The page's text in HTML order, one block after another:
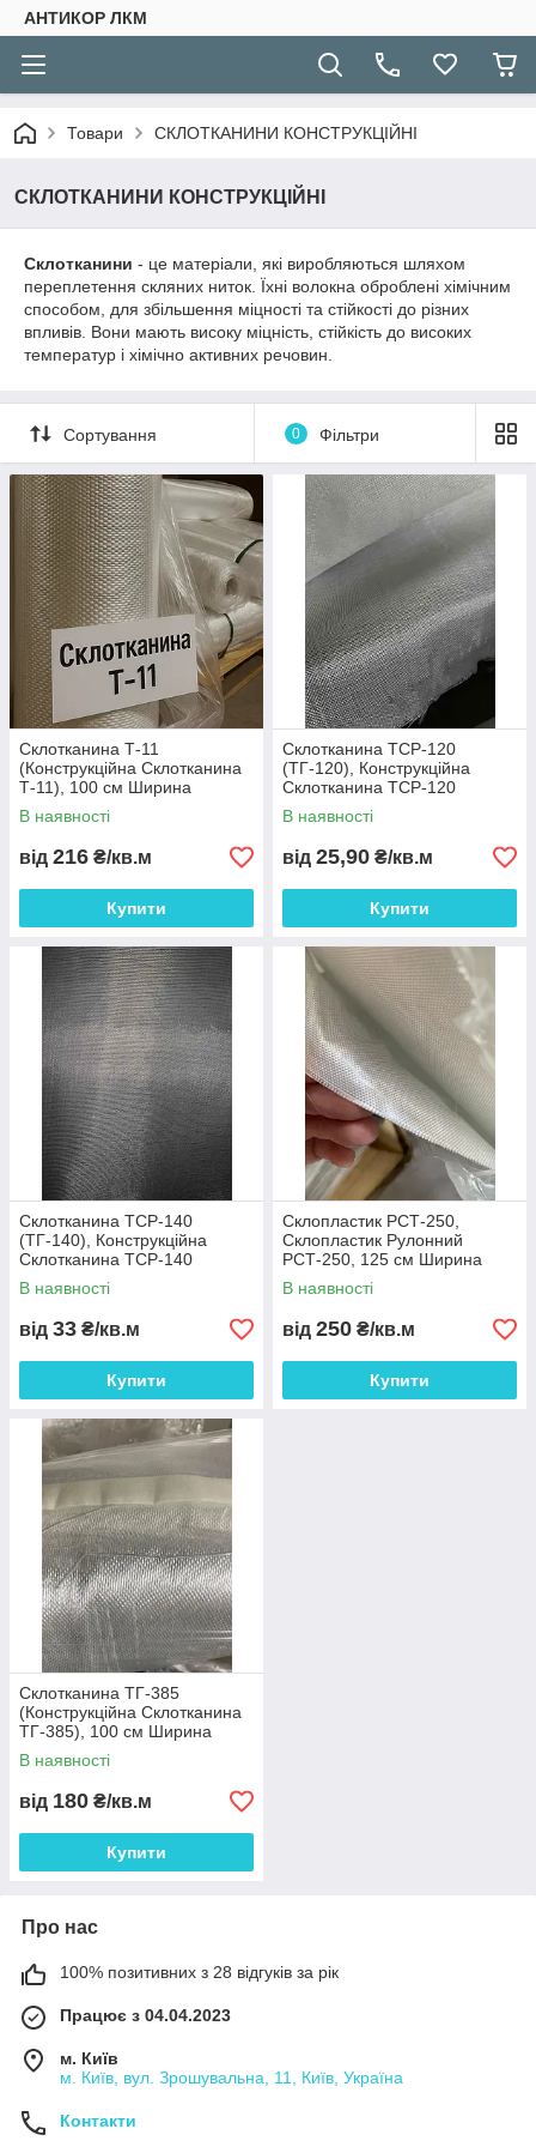
АНТИКОР ЛКМ
Товари СКЛОТКАНИНИ КОНСТРУКЦІЙНІ
СКЛОТКАНИНИ КОНСТРУКЦІЙНІ
Склотканини - це матеріали, які виробляються шляхом
переплетення скляних ниток. Їхні волокна оброблені хімічним
способом, для збільшення міцності та стійкості до різних
впливів. Вони мають високу міцність, стійкість до високих
температур і хімічно активних речовин.
Сортування 0 Фільтри
Склотканина Т-11
(Конструкційна Склотканина
Т-11), 100 см Ширина
Рулона.
В наявності
від 216 ₴/кв.м
Купити
Склотканина ТСР-120
(ТГ-120), Конструкційна
Склотканина ТСР-120
(ТГ-120), 100 см Ширина
Рулона.
В наявності
від 25,90 ₴/кв.м
Купити
Склотканина ТСР-140
(ТГ-140), Конструкційна
Склотканина ТСР-140
(ТГ-140), 100 см Ширина
Рулона.
В наявності
від 33 ₴/кв.м
Купити
Склопластик РСТ-250,
Склопластик Рулонний
РСТ-250, 125 см Ширина
Рулону
В наявності
від 250 ₴/кв.м
Купити
Склотканина ТГ-385
(Конструкційна Склотканина
ТГ-385), 100 см Ширина
Рулона.
В наявності
від 180 ₴/кв.м
Купити
Про нас
100% позитивних з 28 відгуків за рік
Працює з 04.04.2023
м. Київ
м. Київ, вул. Зрошувальна, 11, Київ, Україна
Контакти